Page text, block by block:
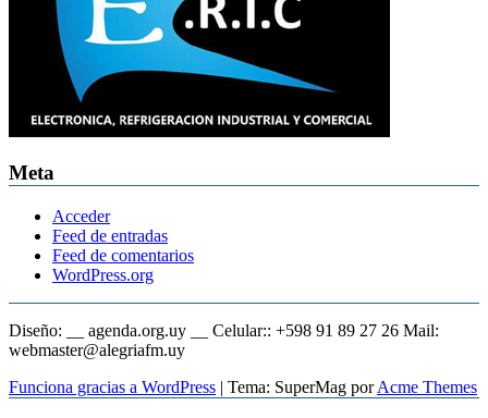
Meta
Acceder
Feed de entradas
Feed de comentarios
WordPress.org
Diseño: __ agenda.org.uy __ Celular:: +598 91 89 27 26 Mail:
webmaster@alegriafm.uy
Funciona gracias a WordPress | Tema: SuperMag porAcme Themes